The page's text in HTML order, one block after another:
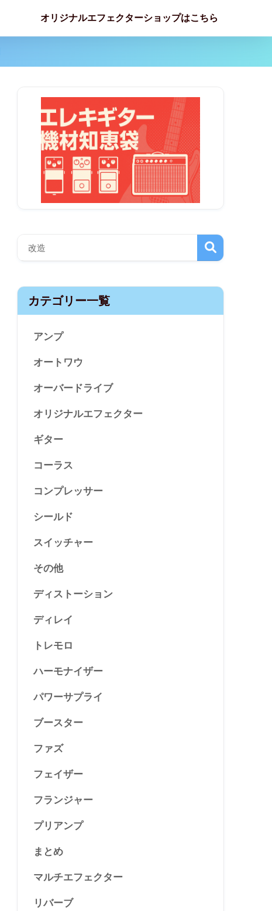
オリジナルエフェクターショップはこちら
カテゴリー一覧
アンプ
オートワウ
オーバードライブ
オリジナルエフェクター
ギター
コーラス
コンプレッサー
シールド
スイッチャー
その他
ディストーション
ディレイ
トレモロ
ハーモナイザー
パワーサプライ
ブースター
ファズ
フェイザー
フランジャー
プリアンプ
まとめ
マルチエフェクター
リバーブ